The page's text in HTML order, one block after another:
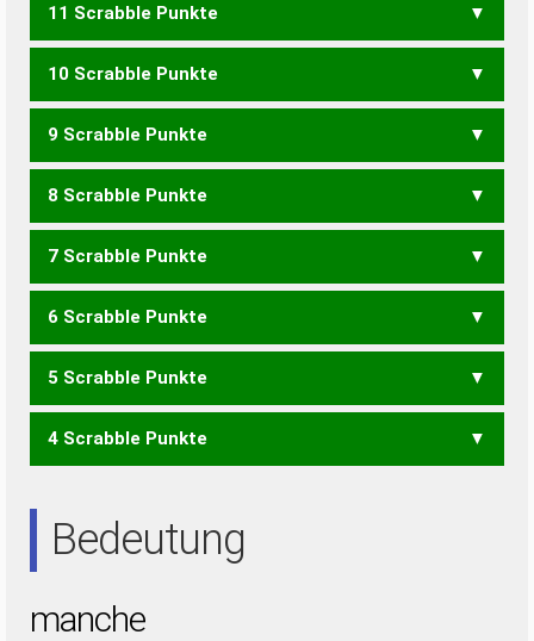
MACHEN
11 Scrabble Punkte
MACHE
10 Scrabble Punkte
MACH
9 Scrabble Punkte
CHANE
8 Scrabble Punkte
CHAN NACH AHMEN
7 Scrabble Punkte
ACH AHME MAHN NAHM
6 Scrabble Punkte
AHM HEM AMEN NAME
5 Scrabble Punkte
AHNE NAHE
4 Scrabble Punkte
Bedeutung
manche